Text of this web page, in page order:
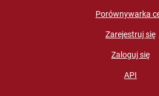
Porównywarka
Zarejestruj się
Zaloguj się
API